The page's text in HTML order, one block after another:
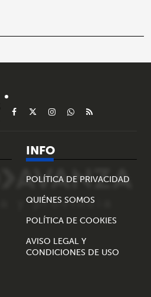
INFO
POLÍTICA DE PRIVACIDAD
QUIÉNES SOMOS
POLÍTICA DE COOKIES
AVISO LEGAL Y
CONDICIONES DE USO